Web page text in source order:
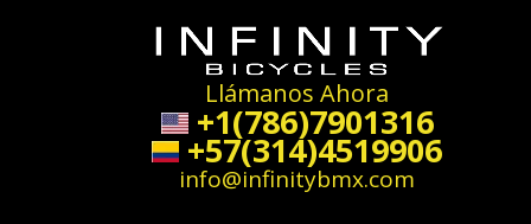
Llámanos Ahora
+1(786)7901316
+57(314)4519906
info@infinitybmx.com